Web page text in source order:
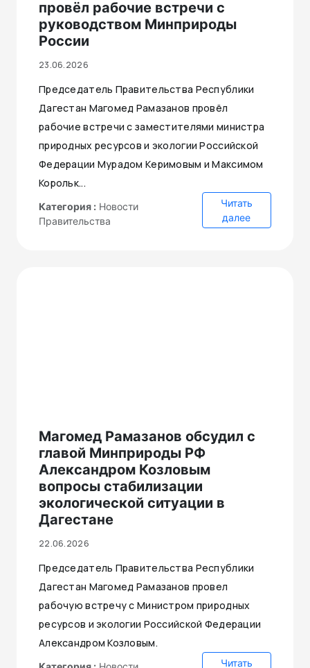
провёл рабочие встречи с
руководством Минприроды
России
23.06.2026
Председатель Правительства Республики
Дагестан Магомед Рамазанов провёл
рабочие встречи с заместителями министра
природных ресурсов и экологии Российской
Федерации Мурадом Керимовым и Максимом
Корольк...
Категория : Новости
Правительства
Читать
далее
Магомед Рамазанов обсудил с
главой Минприроды РФ
Александром Козловым
вопросы стабилизации
экологической ситуации в
Дагестане
22.06.2026
Председатель Правительства Республики
Дагестан Магомед Рамазанов провел
рабочую встречу с Министром природных
ресурсов и экологии Российской Федерации
Александром Козловым.
Читать